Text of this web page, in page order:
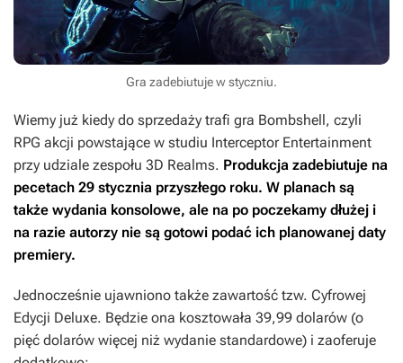
Gra zadebiutuje w styczniu.
Wiemy już kiedy do sprzedaży trafi gra Bombshell, czyli
RPG akcji powstające w studiu Interceptor Entertainment
przy udziale zespołu 3D Realms. Produkcja zadebiutuje na
pecetach 29 stycznia przyszłego roku. W planach są
także wydania konsolowe, ale na po poczekamy dłużej i
na razie autorzy nie są gotowi podać ich planowanej daty
premiery.
Jednocześnie ujawniono także zawartość tzw. Cyfrowej
Edycji Deluxe. Będzie ona kosztowała 39,99 dolarów (o
pięć dolarów więcej niż wydanie standardowe) i zaoferuje